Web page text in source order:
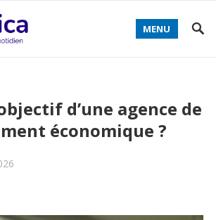
MENU
d’une agence de
économique ?